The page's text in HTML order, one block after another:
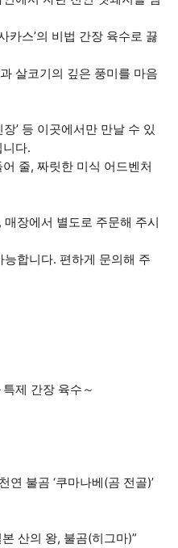
카스’의 비법 간장 육수로 끓
살코기의 깊은 풍미를 마음
장’ 등 이곳에서만 만날 수 있
다.
줄, 짜릿한 미식 어드벤처
장에서 별도로 주문해 주시
합니다. 편하게 문의해 주
제 간장 육수～
연 불곰 ‘쿠마나베(곰 전골)’
산의 왕, 불곰(히그마)”